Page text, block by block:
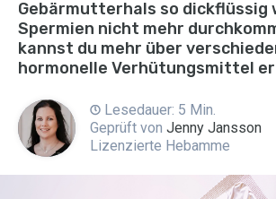
Gebärmutterhals so dickflüssig
Spermien nicht mehr
kannst du mehr über
hormonelle Verhütungsmittel
Lesedauer: 5 Min.
Geprüft von Jenny Jansson
Lizenzierte Hebamme